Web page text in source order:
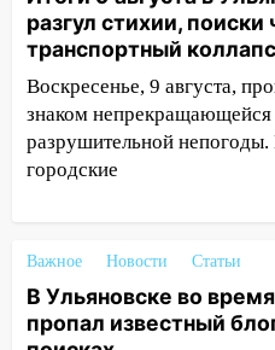
12:57 В Ульяновской
крупный град
12:11 Где есть
августа: список АЗС
11:55 Соцсети:
11:00
В Ульяновской
СНТ сидят без света
разгул стихии, поиски
транспортный коллапс
Воскресенье, 9 августа,
знаком
разрушительной непогоды.
городские
Важное Новости Статьи
В Ульяновске во
пропал известный